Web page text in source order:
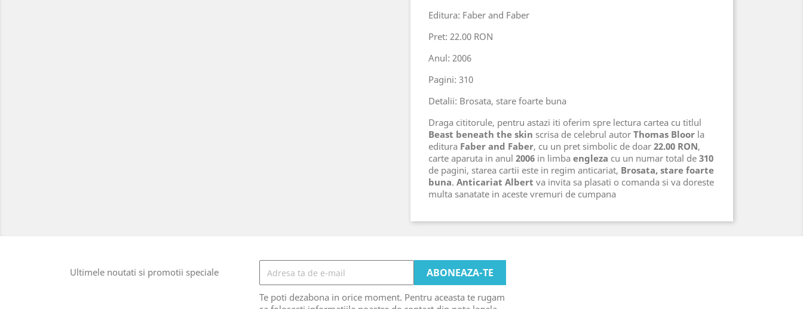
Editura: Faber and Faber
Pret: 22.00 RON
Anul: 2006
Pagini: 310
Detalii: Brosata, stare foarte buna
Draga cititorule, pentru astazi iti oferim spre lectura cartea cu titlul
Beast beneath the skin scrisa de celebrul autor Thomas Bloor la
editura Faber and Faber, cu un pret simbolic de doar 22.00 RON,
carte aparuta in anul 2006 in limba engleza cu un numar total de 310
de pagini, starea cartii este in regim anticariat, Brosata, stare foarte
buna. Anticariat Albert va invita sa plasati o comanda si va doreste
multa sanatate in aceste vremuri de cumpana
Ultimele noutati si promotii speciale
Te poti dezabona in orice moment. Pentru aceasta te rugam